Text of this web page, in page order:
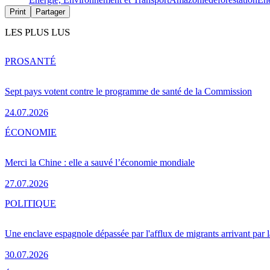
Print Partager
LES PLUS LUS
Sept pays votent contre le programme de santé de la Commission
24.07.2026
PROSANTÉ
Merci la Chine : elle a sauvé l’économie mondiale
27.07.2026
ÉCONOMIE
Une enclave espagnole dépassée par l'afflux de migrants arrivant par
30.07.2026
POLITIQUE